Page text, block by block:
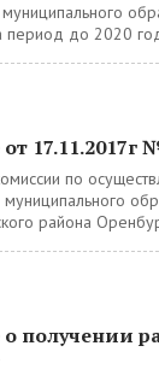
до 2020
17.11.2017г
по
района
получении